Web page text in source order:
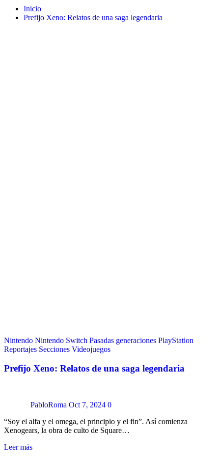
Inicio
Prefijo Xeno: Relatos de una saga legendaria
Nintendo Nintendo Switch Pasadas generaciones PlayStation
Reportajes Secciones Videojuegos
Prefijo Xeno: Relatos de una saga legendaria
PabloRoma Oct 7, 2024 0
“Soy el alfa y el omega, el principio y el fin”. Así comienza
Xenogears, la obra de culto de Square…
Leer más